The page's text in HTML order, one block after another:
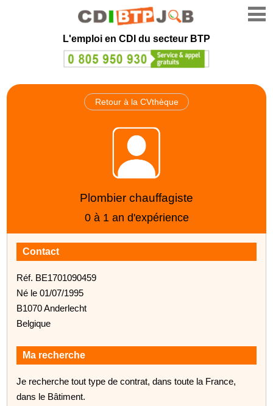
L'emploi en CDI du secteur BTP
Retour à la CVthèque
Plombier chauffagiste
0 à 1 an d'expérience
Contact
Réf. BE1701090459
Né le 01/07/1995
B1070 Anderlecht
Belgique
Ma recherche
Je recherche tout type de contrat, dans toute la France,
dans le Bâtiment.